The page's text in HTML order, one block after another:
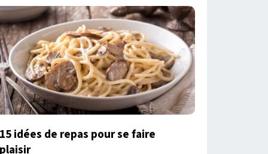
15 idées de repas pour se faire
plaisir